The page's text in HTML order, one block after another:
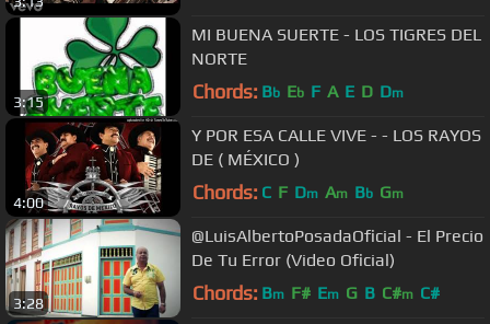
3:15
MI BUENA SUERTE - LOS TIGRES DEL
NORTE
Chords: Bb Eb F A E D Dm
4:00
Y POR ESA CALLE VIVE - - LOS RAYOS
DE ( MÉXICO )
Chords: C F Dm Am Bb Gm
3:28
@LuisAlbertoPosadaOficial - El Precio
De Tu Error (Video Oficial)
Chords: Bm F# Em G B C#m C#